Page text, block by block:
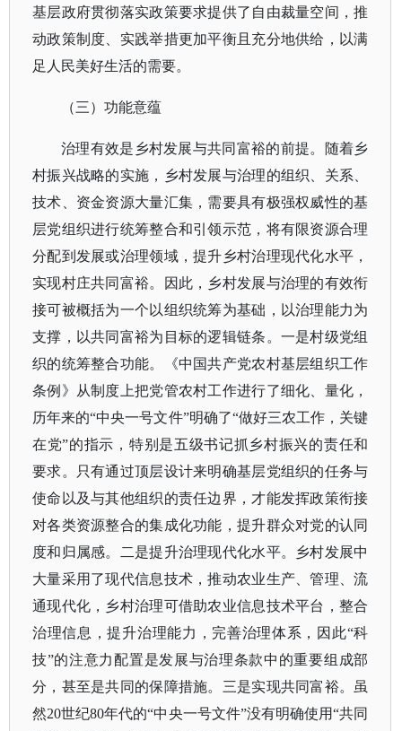
基层政府贯彻落实政策要求提供了自由裁量空间，推
动政策制度、实践举措更加平衡且充分地供给，以满
足人民美好生活的需要。
（三）功能意蕴
治理有效是乡村发展与共同富裕的前提。随着乡
村振兴战略的实施，乡村发展与治理的组织、关系、
技术、资金资源大量汇集，需要具有极强权威性的基
层党组织进行统筹整合和引领示范，将有限资源合理
分配到发展或治理领域，提升乡村治理现代化水平，
实现村庄共同富裕。因此，乡村发展与治理的有效衔
接可被概括为一个以组织统筹为基础，以治理能力为
支撑，以共同富裕为目标的逻辑链条。一是村级党组
织的统筹整合功能。《中国共产党农村基层组织工作
条例》从制度上把党管农村工作进行了细化、量化，
历年来的“中央一号文件”明确了“做好三农工作，关键
在党”的指示，特别是五级书记抓乡村振兴的责任和
要求。只有通过顶层设计来明确基层党组织的任务与
使命以及与其他组织的责任边界，才能发挥政策衔接
对各类资源整合的集成化功能，提升群众对党的认同
度和归属感。二是提升治理现代化水平。乡村发展中
大量采用了现代信息技术，推动农业生产、管理、流
通现代化，乡村治理可借助农业信息技术平台，整合
治理信息，提升治理能力，完善治理体系，因此“科
技”的注意力配置是发展与治理条款中的重要组成部
分，甚至是共同的保障措施。三是实现共同富裕。虽
然20世纪80年代的“中央一号文件”没有明确使用“共同